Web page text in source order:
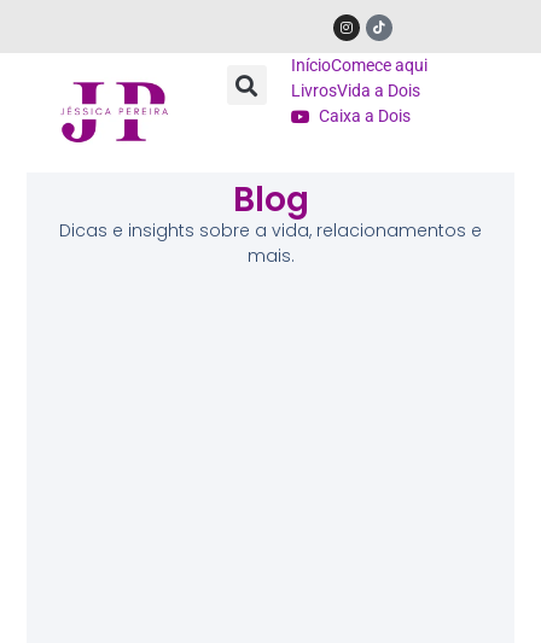
InícioComece aqui
LivrosVida a Dois
Caixa a Dois
Blog
Dicas e insights sobre a vida, relacionamentos e
mais.